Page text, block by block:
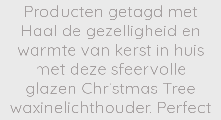
Producten getagd met
Haal de gezelligheid en
warmte van kerst in huis
met deze sfeervolle
glazen Christmas Tree
waxinelichthouder. Perfect